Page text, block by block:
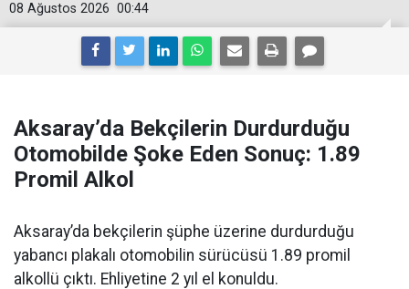
00:44
08 Ağustos 2026
Aksaray’da Bekçilerin Durdurduğu
Otomobilde Şoke Eden Sonuç: 1.89
Promil Alkol
Aksaray’da bekçilerin şüphe üzerine durdurduğu
yabancı plakalı otomobilin sürücüsü 1.89 promil
alkollü çıktı. Ehliyetine 2 yıl el konuldu.